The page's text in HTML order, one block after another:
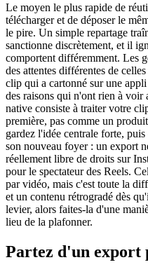
Le moyen le plus rapide de
télécharger et de déposer le
le pire. Un simple repartage
sanctionne discrètement, et il
comportent différemment. Les
des attentes différentes de
clip qui a cartonné sur une
des raisons qui n'ont rien à voir
native consiste à traiter votre
première, pas comme un
gardez l'idée centrale forte,
son nouveau foyer : un export
réellement libre de droits sur
pour le spectateur des Reels.
par vidéo, mais c'est toute la
et un contenu rétrogradé dès
levier, alors faites-la d'une
lieu de la plafonner.
Partez d'un export